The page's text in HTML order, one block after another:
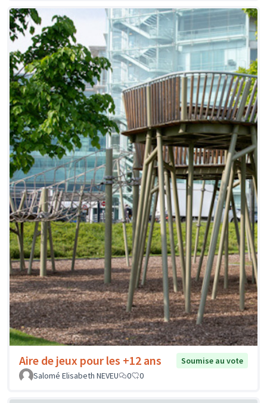
Aire de jeux pour les +12 ans
Soumise au vote
Salomé Elisabeth NEVEU
0 0